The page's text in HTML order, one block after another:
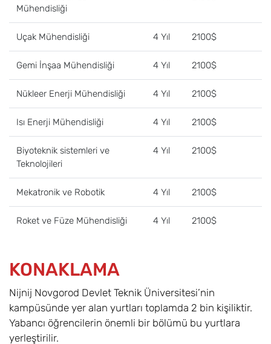
Mühendisliği
Uçak Mühendisliği 4 Yıl 2100$
Gemi İnşaa Mühendisliği 4 Yıl 2100$
Nükleer Enerji Mühendisliği 4 Yıl 2100$
Isı Enerji Mühendisliği 4 Yıl 2100$
Biyoteknik sistemleri ve
Teknolojileri
4 Yıl 2100$
Mekatronik ve Robotik 4 Yıl 2100$
Roket ve Füze Mühendisliği 4 Yıl 2100$
KONAKLAMA
Nijnij Novgorod Devlet Teknik Üniversitesi’nin
kampüsünde yer alan yurtları toplamda 2 bin kişiliktir.
Yabancı öğrencilerin önemli bir bölümü bu yurtlara
yerleştirilir.